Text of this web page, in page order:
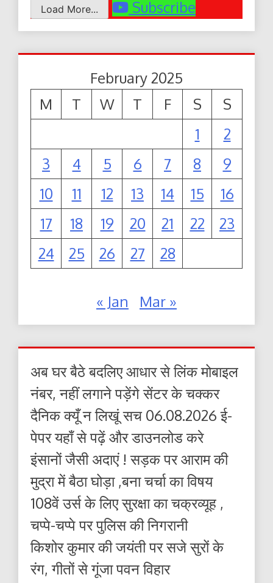
Load More... Subscribe
February 2025
M
T W T F S
S
1
2
3
4 5 6 7 8
9
10
11 12 13 14 15
16
17
18 19 20 21 22
23
24
25 26 27 28
« Jan Mar »
अब घर बैठे बदलिए आधार से लिंक मोबाइल
नंबर, नहीं लगाने पड़ेंगे सेंटर के चक्कर
दैनिक क्यूँ न लिखूं सच 06.08.2026 ई-
पेपर यहाँ से पढ़ें और डाउनलोड करे
इंसानों जैसी अदाएं ! सड़क पर आराम की
मुद्रा में बैठा घोड़ा ,बना चर्चा का विषय
108वें उर्स के लिए सुरक्षा का चक्रव्यूह ,
चप्पे-चप्पे पर पुलिस की निगरानी
किशोर कुमार की जयंती पर सजे सुरों के
रंग, गीतों से गूंजा पवन विहार